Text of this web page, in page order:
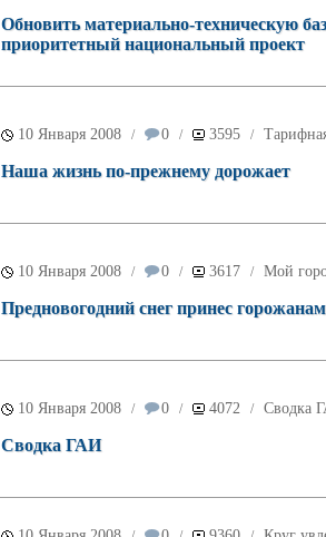
Обновить материально-техническую
приоритетный национальный проект
10 Января 2008 / 0 / 3595 /
Наша жизнь по-прежнему дорожает
10 Января 2008 / 0 / 3617 / Мой
Предновогодний снег принес
10 Января 2008 / 0 / 4072 / Сводка
Сводка ГАИ